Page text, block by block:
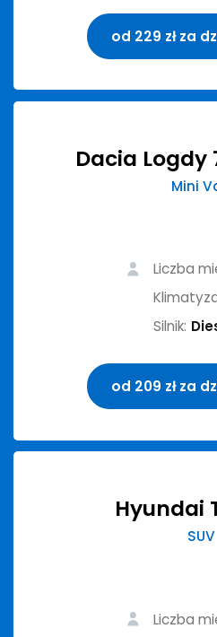
od 229 zł za
Dacia Logdy
Mini
Liczba
Silnik:
od 209 zł za
Hyundai
SUV
Liczba